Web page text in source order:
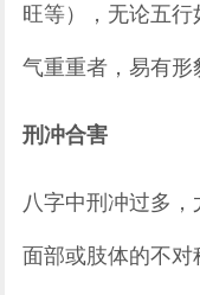
旺等），无论五
气重重者，易有形
刑冲合害
八字中刑冲过多，
面部或肢体的不